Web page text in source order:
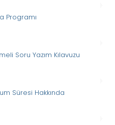
Programı
Soru Yazım Kılavuzu
Süresi Hakkında